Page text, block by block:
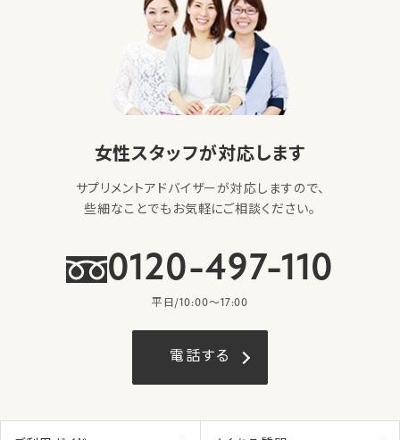
女性スタッフが対応します
サプリメントアドバイザーが対応しますので、
些細なことでもお気軽にご相談ください。
0120-497-110
平日/10:00〜17:00
電話する